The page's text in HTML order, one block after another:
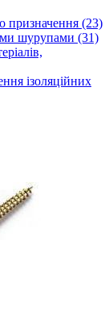
призначення (23)
шурупами (31)
ізоляційних